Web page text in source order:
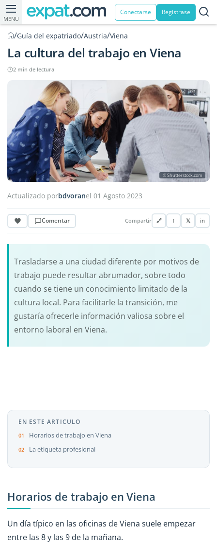
MENU
Conectarse Registrase
/Guía del expatriado/Austria/Viena
La cultura del trabajo en Viena
2 min de lectura
© Shutterstock.com
Actualizado porbdvoranel 01 Agosto 2023
Comentar Compartir 🔗 f 𝕏 in
Trasladarse a una ciudad diferente por motivos de
trabajo puede resultar abrumador, sobre todo
cuando se tiene un conocimiento limitado de la
cultura local. Para facilitarle la transición, me
gustaría ofrecerle información valiosa sobre el
entorno laboral en Viena.
EN ESTE ARTICULO
Horarios de trabajo en Viena
La etiqueta profesional
Horarios de trabajo en Viena
Un día típico en las oficinas de Viena suele empezar
entre las 8 y las 9 de la mañana.